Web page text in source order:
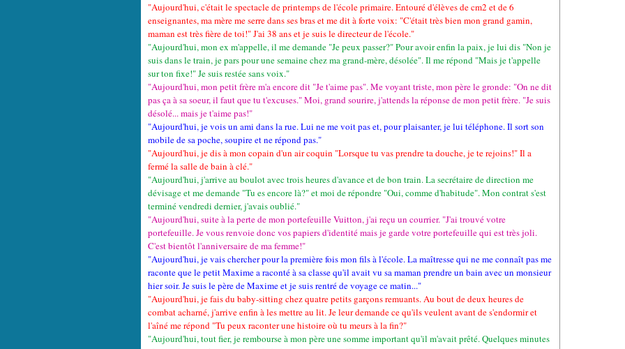
"Aujourd'hui, c'était le spectacle de printemps de l'école primaire. Entouré d'élèves de cm2 et de 6
enseignantes, ma mère me serre dans ses bras et me dit à forte voix: "C'était très bien mon grand gamin,
maman est très fière de toi!" J'ai 38 ans et je suis le directeur de l'école."
"Aujourd'hui, mon ex m'appelle, il me demande "Je peux passer?" Pour avoir enfin la paix, je lui dis "Non je
suis dans le train, je pars pour une semaine chez ma grand-mère, désolée". Il me répond "Mais je t'appelle
sur ton fixe!" Je suis restée sans voix."
"Aujourd'hui, mon petit frère m'a encore dit "Je t'aime pas". Me voyant triste, mon père le gronde: "On ne dit
pas ça à sa soeur, il faut que tu t'excuses." Moi, grand sourire, j'attends la réponse de mon petit frère. "Je suis
désolé... mais je t'aime pas!"
"Aujourd'hui, je vois un ami dans la rue. Lui ne me voit pas et, pour plaisanter, je lui téléphone. Il sort son
mobile de sa poche, soupire et ne répond pas."
"Aujourd'hui, je dis à mon copain d'un air coquin "Lorsque tu vas prendre ta douche, je te rejoins!" Il a
fermé la salle de bain à clé."
"Aujourd'hui, j'arrive au boulot avec trois heures d'avance et de bon train. La secrétaire de direction me
dévisage et me demande "Tu es encore là?" et moi de répondre "Oui, comme d'habitude". Mon contrat s'est
terminé vendredi dernier, j'avais oublié."
"Aujourd'hui, suite à la perte de mon portefeuille Vuitton, j'ai reçu un courrier. "J'ai trouvé votre
portefeuille. Je vous renvoie donc vos papiers d'identité mais je garde votre portefeuille qui est très joli.
C'est bientôt l'anniversaire de ma femme!"
"Aujourd'hui, je vais chercher pour la première fois mon fils à l'école. La maîtresse qui ne me connaît pas me
raconte que le petit Maxime a raconté à sa classe qu'il avait vu sa maman prendre un bain avec un monsieur
hier soir. Je suis le père de Maxime et je suis rentré de voyage ce matin..."
"Aujourd'hui, je fais du baby-sitting chez quatre petits garçons remuants. Au bout de deux heures de
combat acharné, j'arrive enfin à les mettre au lit. Je leur demande ce qu'ils veulent avant de s'endormir et
l'aîné me répond "Tu peux raconter une histoire où tu meurs à la fin?"
"Aujourd'hui, tout fier, je rembourse à mon père une somme important qu'il m'avait prêté. Quelques minutes